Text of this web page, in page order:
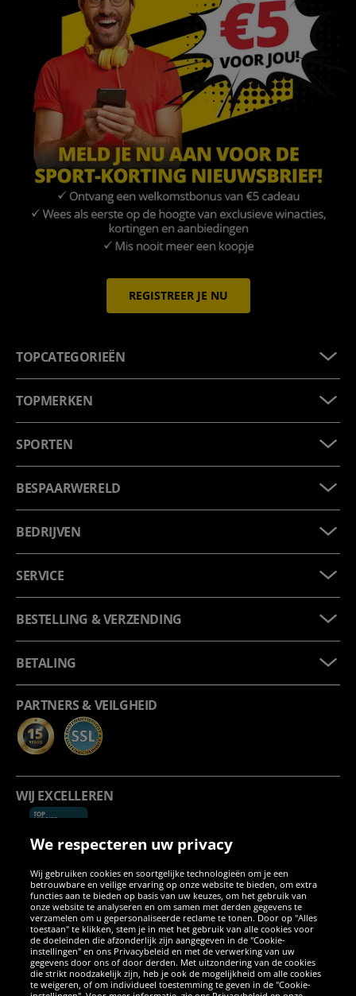
REGISTREER JE NU
TOPCATEGORIEËN
TOPMERKEN
SPORTEN
BESPAARWERELD
BEDRIJVEN
SERVICE
BESTELLING & VERZENDING
BETALING
PARTNERS & VEILGHEID
WIJ EXCELLEREN
SOCIALE MEDIA
FacebookInstagram
WhatsApp
TikTokTwitterYouTube
We respecteren uw privacy
Wij gebruiken cookies en soortgelijke technologieën om je een
betrouwbare en veilige ervaring op onze website te bieden, om extra
functies aan te bieden op basis van uw keuzes, om het gebruik van
onze website te analyseren en om samen met derden gegevens te
verzamelen om u gepersonaliseerde reclame te tonen. Door op "Alles
toestaan" te klikken, stem je in met het gebruik van alle cookies voor
de doeleinden die afzonderlijk zijn aangegeven in de "Cookie-
instellingen" en ons Privacybeleid en met de verwerking van uw
gegevens door ons of door derden. Met uitzondering van de cookies
die strikt noodzakelijk zijn, heb je ook de mogelijkheid om alle cookies
te weigeren, of om individueel toestemming te geven in de "Cookie-